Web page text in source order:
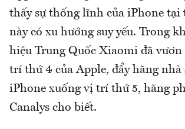
thấy sự thống lĩnh của iPhone
này có xu hướng suy yếu. Trong
hiệu Trung Quốc Xiaomi đã vươn
trí thứ 4 của Apple, đẩy hãng nhà
iPhone xuống vị trí thứ 5, hãng
Canalys cho biết.